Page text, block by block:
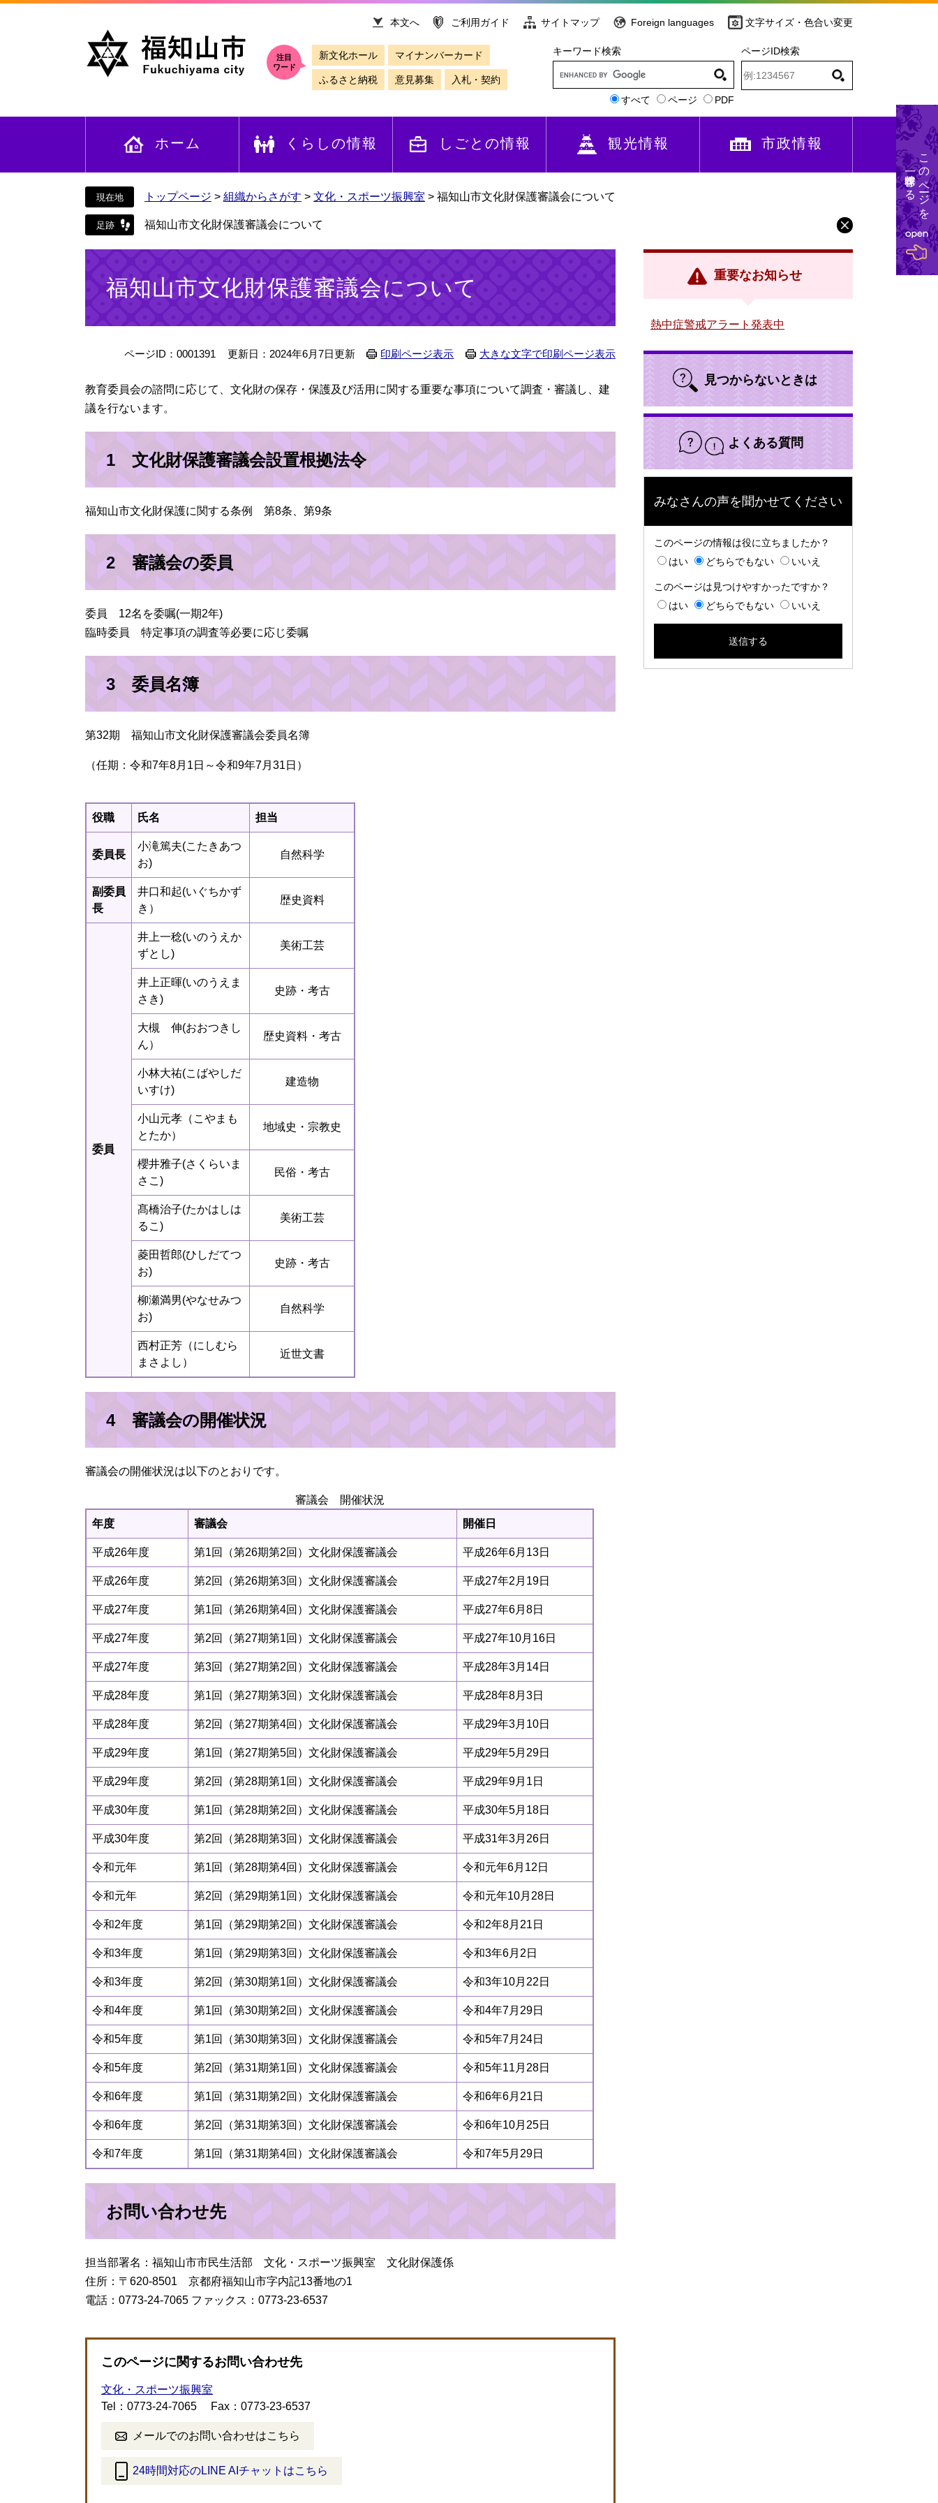
文
本文へ ご利用ガイド サイトマップ Foreign languages 文字サイズ・色合い変更
注目
ワード
新文化ホール マイナンバーカード
ふるさと納税 意見募集 入札・契約
キーワード検索
すべて ページ PDF
ページID検索
ホーム くらしの情報 しごとの情報 観光情報 市政情報
トップページ > 組織からさがす > 文化・スポーツ振興室 > 福知山市文化財保護審議会について
福知山市文化財保護審議会について
福知山市文化財保護審議会について
ページID：0001391 更新日：2024年6月7日更新 印刷ページ表示 大きな文字で印刷ページ表示
教育委員会の諮問に応じて、文化財の保存・保護及び活用に関する重要な事項について調査・審議し、建
議を行ないます。
1 文化財保護審議会設置根拠法令
福知山市文化財保護に関する条例 第8条、第9条
2 審議会の委員
委員 12名を委嘱(一期2年)
臨時委員 特定事項の調査等必要に応じ委嘱
3 委員名簿
第32期 福知山市文化財保護審議会委員名簿
（任期：令和7年8月1日～令和9年7月31日）
役職 氏名 担当
委員長
小滝篤夫(こたきあつ
お)
自然科学
副委員
長
井口和起(いぐちかず
き）
歴史資料
委員
井上一稔(いのうえか
ずとし)
美術工芸
井上正暉(いのうえま
さき)
史跡・考古
大槻 伸(おおつきし
ん）
歴史資料・考古
小林大祐(こばやしだ
いすけ)
建造物
小山元孝（こやまも
とたか）
地域史・宗教史
櫻井雅子(さくらいま
さこ)
民俗・考古
髙橋治子(たかはしは
るこ)
美術工芸
菱田哲郎(ひしだてつ
お)
史跡・考古
柳瀬満男(やなせみつ
お)
自然科学
西村正芳（にしむら
まさよし）
近世文書
4 審議会の開催状況
審議会の開催状況は以下のとおりです。
審議会 開催状況
年度
審議会 開催日
平成26年度 第1回（第26期第2回）文化財保護審議会 平成26年6月13日
平成26年度 第2回（第26期第3回）文化財保護審議会 平成27年2月19日
平成27年度 第1回（第26期第4回）文化財保護審議会 平成27年6月8日
平成27年度 第2回（第27期第1回）文化財保護審議会 平成27年10月16日
平成27年度 第3回（第27期第2回）文化財保護審議会 平成28年3月14日
平成28年度 第1回（第27期第3回）文化財保護審議会 平成28年8月3日
平成28年度 第2回（第27期第4回）文化財保護審議会 平成29年3月10日
平成29年度 第1回（第27期第5回）文化財保護審議会 平成29年5月29日
平成29年度 第2回（第28期第1回）文化財保護審議会 平成29年9月1日
平成30年度 第1回（第28期第2回）文化財保護審議会 平成30年5月18日
平成30年度 第2回（第28期第3回）文化財保護審議会 平成31年3月26日
令和元年 第1回（第28期第4回）文化財保護審議会 令和元年6月12日
令和元年 第2回（第29期第1回）文化財保護審議会 令和元年10月28日
令和2年度 第1回（第29期第2回）文化財保護審議会 令和2年8月21日
令和3年度 第1回（第29期第3回）文化財保護審議会 令和3年6月2日
令和3年度 第2回（第30期第1回）文化財保護審議会 令和3年10月22日
令和4年度 第1回（第30期第2回）文化財保護審議会 令和4年7月29日
令和5年度 第1回（第30期第3回）文化財保護審議会 令和5年7月24日
令和5年度 第2回（第31期第1回）文化財保護審議会 令和5年11月28日
令和6年度 第1回（第31期第2回）文化財保護審議会 令和6年6月21日
令和6年度 第2回（第31期第3回）文化財保護審議会 令和6年10月25日
令和7年度 第1回（第31期第4回）文化財保護審議会 令和7年5月29日
お問い合わせ先
担当部署名：福知山市市民生活部 文化・スポーツ振興室 文化財保護係
住所：〒620-8501 京都府福知山市字内記13番地の1
電話：0773-24-7065 ファックス：0773-23-6537
このページに関するお問い合わせ先
文化・スポーツ振興室
Tel：0773-24-7065
Fax：0773-23-6537
メールでのお問い合わせはこちら
24時間対応のLINE AIチャットはこちら
重要なお知らせ
熱中症警戒アラート発表中
見つからないときは
よくある質問
みなさんの声を聞かせてください
このページの情報は役に立ちましたか？
はい
どちらでもない いいえ
このページは見つけやすかったですか？
はい
どちらでもない いいえ
このページを
一時保存する